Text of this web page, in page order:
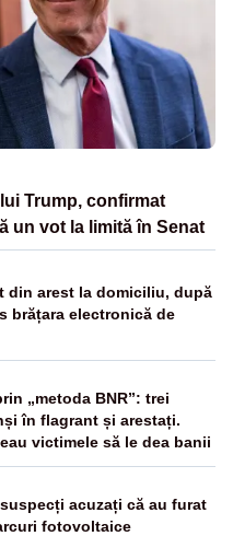
Trump, confirmat
un vot la limită în Senat
din arest la domiciliu, după
brățara electronică de
„metoda BNR”: trei
în flagrant și arestați.
victimele să le dea banii
acuzați că au furat
fotovoltaice